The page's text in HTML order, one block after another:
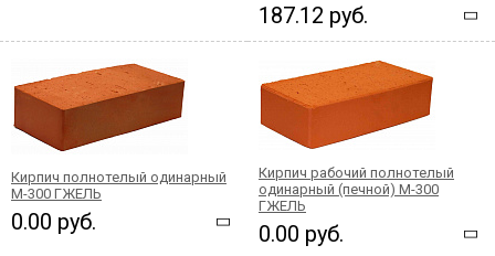
187.12 руб.
Кирпич полнотелый одинарный
М-300 ГЖЕЛЬ
0.00 руб.
Кирпич рабочий полнотелый
одинарный (печной) М-300
ГЖЕЛЬ
0.00 руб.